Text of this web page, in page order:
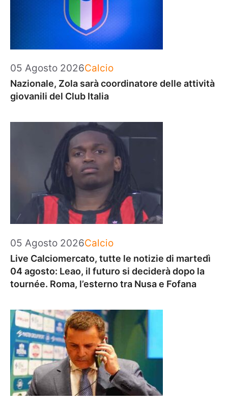
05 Agosto 2026Categorie
Calcio
Nazionale, Zola sarà coordinatore delle attività
giovanili del Club Italia
05 Agosto 2026Categorie
Calcio
Live Calciomercato, tutte le notizie di martedì
04 agosto: Leao, il futuro si deciderà dopo la
tournée. Roma, l’esterno tra Nusa e Fofana